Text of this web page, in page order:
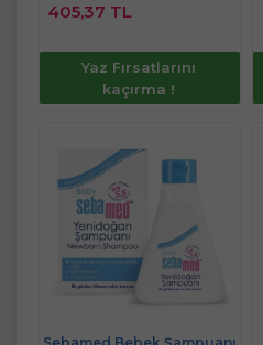
405,37 TL
Yaz Fırsatlarını
kaçırma !